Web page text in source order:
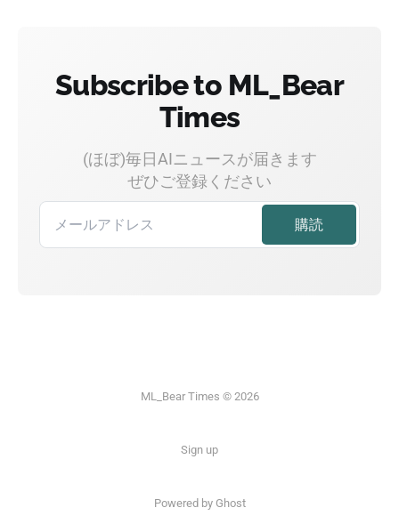
Subscribe to ML_Bear
Times
(ほぼ)毎日AIニュースが届きます
ぜひご登録ください
ML_Bear Times © 2026
Sign up
Powered by Ghost